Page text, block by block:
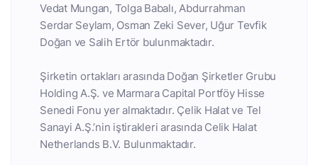
Vedat Mungan, Tolga Babalı, Abdurrahman
Serdar Seylam, Osman Zeki Sever, Uğur Tevfik
Doğan ve Salih Ertör bulunmaktadır.
Şirketin ortakları arasında Doğan Şirketler Grubu
Holding A.Ş. ve Marmara Capital Portföy Hisse
Senedi Fonu yer almaktadır. Çelik Halat ve Tel
Sanayi A.Ş.’nin iştirakleri arasında Celik Halat
Netherlands B.V. Bulunmaktadır.